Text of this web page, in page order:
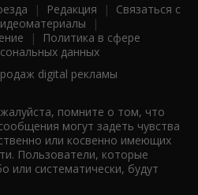
| Редакция | Связаться с
|
|
Политика в сфере
данных
digital рекламы
помните о том, что
могут задеть чувства
или косвенно имеющих
Пользователи, которые
или систематически, будут